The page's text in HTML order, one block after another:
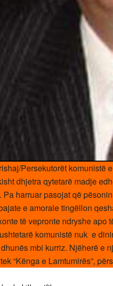
Persekutorët komunistë
dhjetra qytetarë madje
Pa harruar pasojat që
e amorale tingëllon
të vepronte ndryshe
komunistë nuk e
mbi kurriz. Njëherë e
“Kënga e Lamtumirës”,